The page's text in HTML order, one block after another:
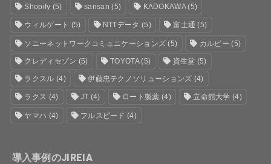
Shopify (5) sansan (5) KADOKAWA(5)
ウィルゲート (5) NTTデータ (5) 富士通 (5)
ソニーネットワークコミュニケーションズ (5) カルビー (5)
クレディセゾン (5) TOYOTA(5) 資生堂 (5)
ラクスル (4) 伊藤忠テクノソリューションズ (4)
ラクス (4) JT (4) ロート製薬 (4) 立命館大学 (4)
ヤマハ (4) フルスピード (4)
導入事例のJIREIA